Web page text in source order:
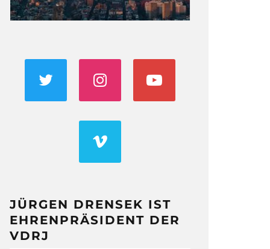
JÜRGEN DRENSEK IST
EHRENPRÄSIDENT DER
VDRJ